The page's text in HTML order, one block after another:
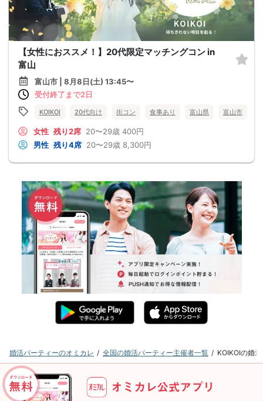
【女性におススメ！】20代限定マッチングコン in
富山
富山市 | 8月8日(土) 13:45〜
受付終了まで2日
KOIKOI 20代向け 街コン 食事あり 富山県 富山市
女性 残り2席 20〜29歳 400円
男性 残り4席 20〜29歳 8,300円
婚活パーティーのオミカレ 全国の婚活パーティー主催者一覧 KOIKOIの婚